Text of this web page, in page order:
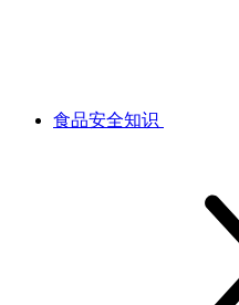
食品安全知识